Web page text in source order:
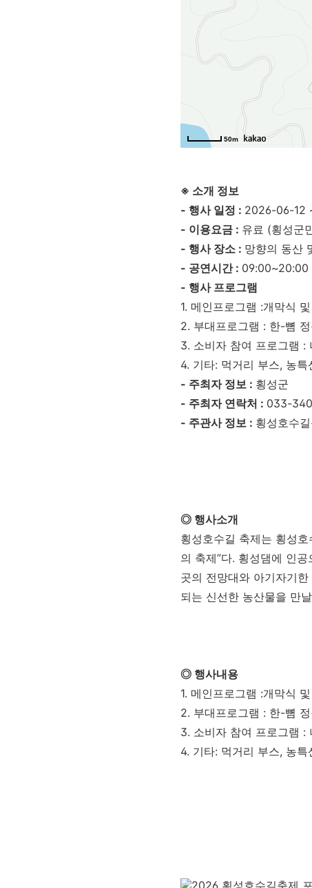
50m
※ 소개 정보
- 행사 일정 : 2026-06-12
- 이용요금 : 유료 (횡성군
- 행사 장소 : 망향의 동산
- 공연시간 : 09:00~20:00
- 행사 프로그램
1. 메인프로그램 :개막식
2. 부대프로그램 : 한-뼘
3. 소비자 참여 프로그램 :
4. 기타: 먹거리 부스, 농
- 주최자 정보 : 횡성군
- 주최자 연락처 : 033-
- 주관사 정보 : 횡성호수
◎ 행사소개
횡성호수길 축제는 횡성
의 축제”다. 횡성댐에 인
곳의 전망대와 아기자기
되는 신선한 농산물을 만
◎ 행사내용
1. 메인프로그램 :개막식
2. 부대프로그램 : 한-뼘
3. 소비자 참여 프로그램 :
4. 기타: 먹거리 부스, 농